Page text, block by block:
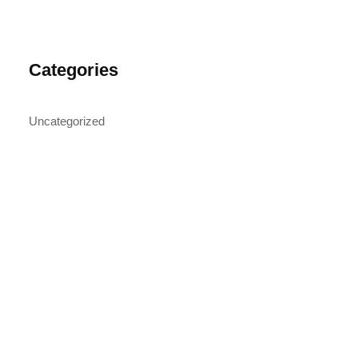
Categories
Uncategorized